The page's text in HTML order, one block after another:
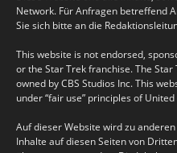
Network. Für Anfragen betreffend
Sie sich bitte an die
This website is not endorsed,
or the Star Trek franchise. The
owned by CBS Studios Inc. This
under “fair use” principles of
Auf dieser Website wird zu
Inhalte auf diesen Seiten von